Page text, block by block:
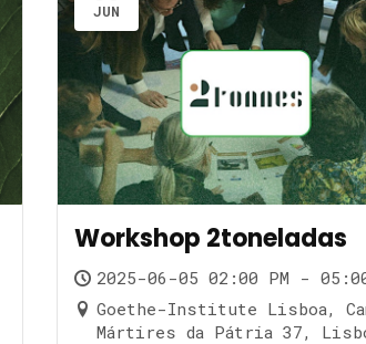
JUN
Workshop 2toneladas
2025-06-05 02:00 PM -
Goethe-Institute Lisboa,
Mártires da Pátria 37,